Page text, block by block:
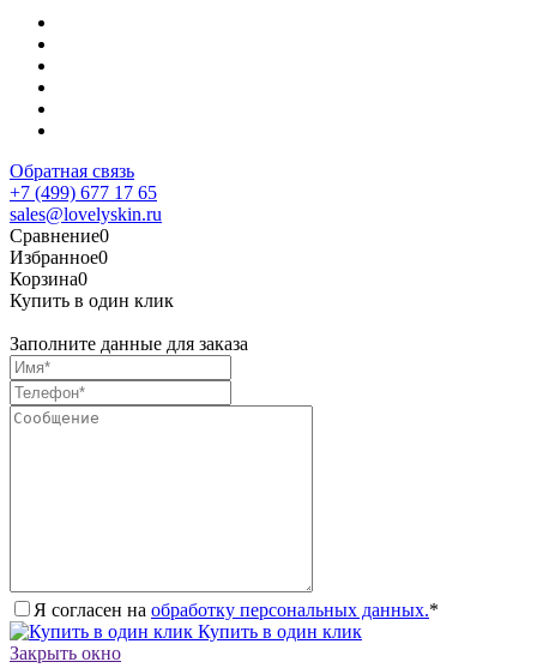
Обратная связь
+7 (499) 677 17 65
sales@lovelyskin.ru
Сравнение0
Избранное0
Корзина0
Купить в один клик
Заполните данные для заказа
Я согласен на обработку персональных данных.*
Купить в один клик
Закрыть окно